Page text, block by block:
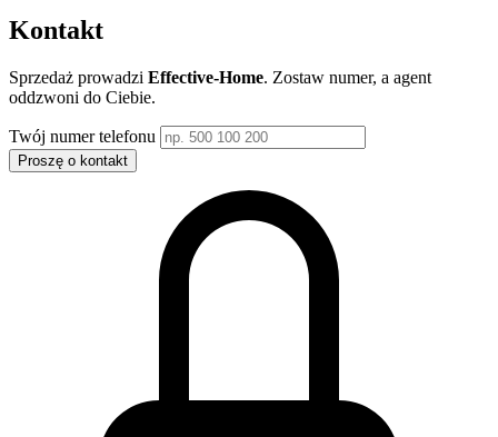
Kontakt
Sprzedaż prowadzi Effective-Home. Zostaw numer, a agent
oddzwoni do Ciebie.
Twój numer telefonu
Proszę o kontakt